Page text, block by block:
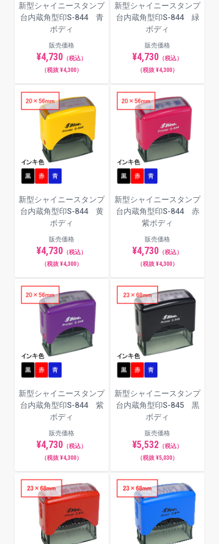
新型シャイニースタンプ
台内蔵角型印S-844 青
ボディ
販売価格
¥4,730 （税込）
（税抜 ¥4,300）
新型シャイニースタンプ
台内蔵角型印S-844 緑
ボディ
販売価格
¥4,730 （税込）
（税抜 ¥4,300）
新型シャイニースタンプ
台内蔵角型印S-844 黄
ボディ
販売価格
¥4,730 （税込）
（税抜 ¥4,300）
新型シャイニースタンプ
台内蔵角型印S-844 赤
紫ボディ
販売価格
¥4,730 （税込）
（税抜 ¥4,300）
新型シャイニースタンプ
台内蔵角型印S-844 紫
ボディ
販売価格
¥4,730 （税込）
（税抜 ¥4,300）
新型シャイニースタンプ
台内蔵角型印S-845 黒
ボディ
販売価格
¥5,532 （税込）
（税抜 ¥5,030）